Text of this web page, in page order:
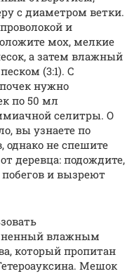
с диаметром ветки.
и
мох, мелкие
а затем влажный
(3:1). С
нужно
по 50 мл
селитры. О
вы узнаете по
однако не спешите
деревца: подождите,
и вызреют
влажным
который пропитан
Мешок